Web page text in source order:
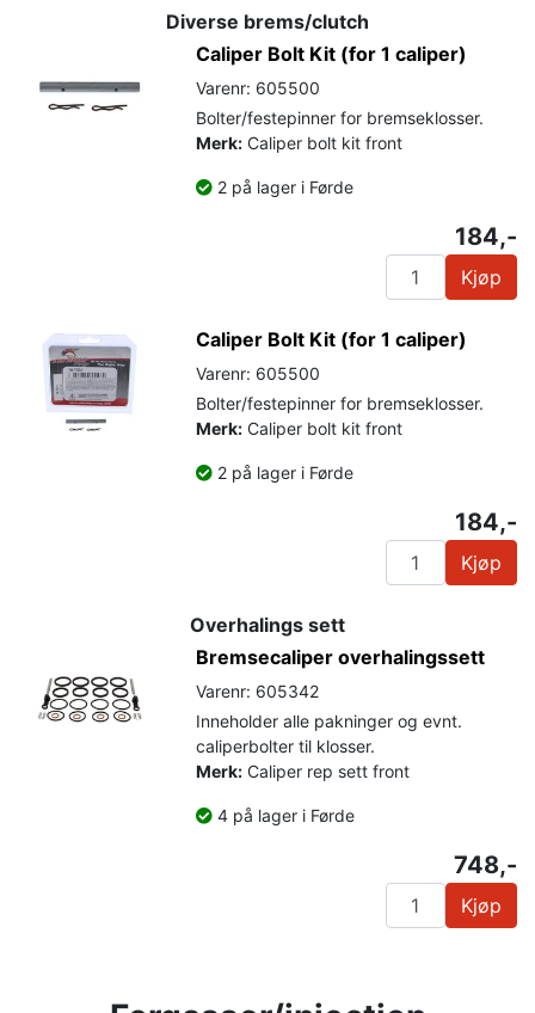
Diverse brems/clutch
Caliper Bolt Kit (for 1 caliper)
Varenr: 605500
Bolter/festepinner for bremseklosser.
Merk: Caliper bolt kit front
2 på lager i Førde
184,-
Kjøp
Caliper Bolt Kit (for 1 caliper)
Varenr: 605500
Bolter/festepinner for bremseklosser.
Merk: Caliper bolt kit front
2 på lager i Førde
184,-
Kjøp
Overhalings sett
Bremsecaliper overhalingssett
Varenr: 605342
Inneholder alle pakninger og evnt.
caliperbolter til klosser.
Merk: Caliper rep sett front
4 på lager i Førde
748,-
Kjøp